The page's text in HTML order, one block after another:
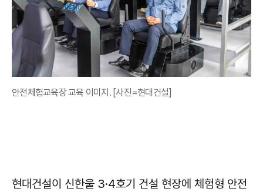
안전체험교육장 교육 이미지. [사진=현대건설]
현대건설이 신한울 3·4호기 건설 현장에 체험형 안전